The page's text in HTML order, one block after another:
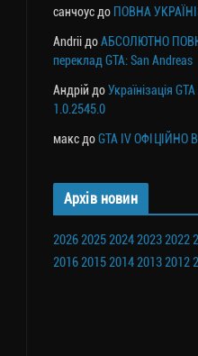
санчоус до ПОВНА
Andrii доАБСОЛЮТНО
переклад GTA: San Andreas
Андрій доУкраїнізація
1.0.2545.0
макс доGTA IV ОФІЦІЙНО
Архів новин
20262025202420232022
20162015201420132012